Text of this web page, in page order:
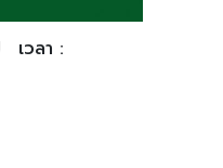
เวลา :